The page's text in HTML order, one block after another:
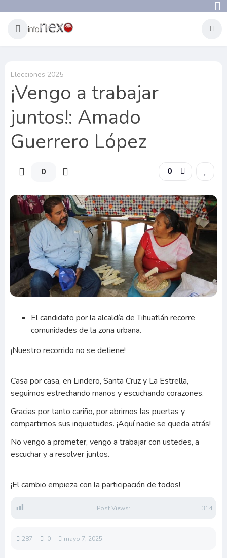
Elecciones 2025
¡Vengo a trabajar
juntos!: Amado
Guerrero López
0 0
El candidato por la alcaldía de Tihuatlán recorre
comunidades de la zona urbana.
¡Nuestro recorrido no se detiene!
Casa por casa, en Lindero, Santa Cruz y La Estrella,
seguimos estrechando manos y escuchando corazones.
Gracias por tanto cariño, por abrirnos las puertas y
compartirnos sus inquietudes. ¡Aquí nadie se queda atrás!
No vengo a prometer, vengo a trabajar con ustedes, a
escuchar y a resolver juntos.
¡El cambio empieza con la participación de todos!
Post Views: 314
287 0 mayo 7, 2025